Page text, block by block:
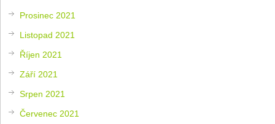
Prosinec 2021
Listopad 2021
Říjen 2021
Září 2021
Srpen 2021
Červenec 2021